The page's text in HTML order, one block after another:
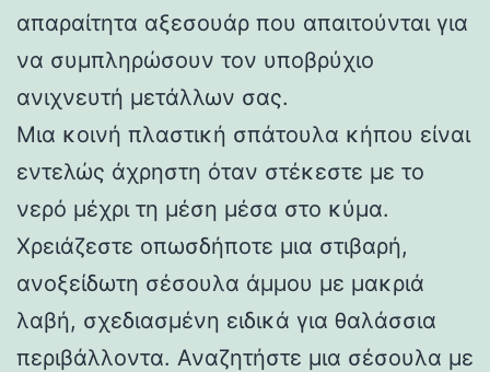
απαραίτητα αξεσουάρ που απαιτούνται για
να συμπληρώσουν τον υποβρύχιο
ανιχνευτή μετάλλων σας.
Μια κοινή πλαστική σπάτουλα κήπου είναι
εντελώς άχρηστη όταν στέκεστε με το
νερό μέχρι τη μέση μέσα στο κύμα.
Χρειάζεστε οπωσδήποτε μια στιβαρή,
ανοξείδωτη σέσουλα άμμου με μακριά
λαβή, σχεδιασμένη ειδικά για θαλάσσια
περιβάλλοντα. Αναζητήστε μια σέσουλα με